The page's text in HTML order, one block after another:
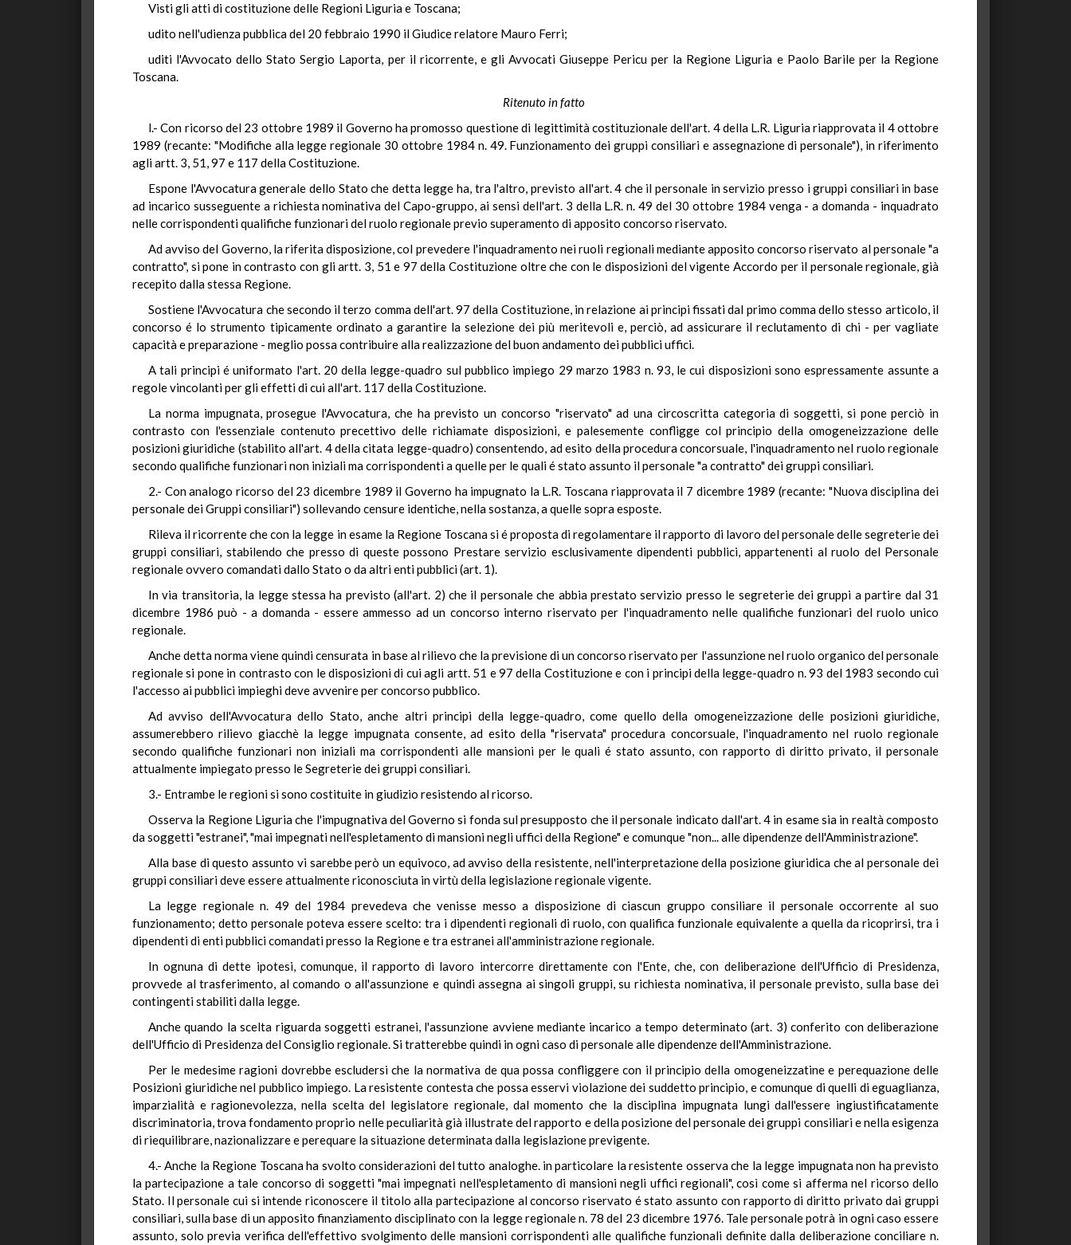
Visti gli atti di costituzione delle Regioni Liguria e Toscana;
udito nell'udienza pubblica del 20 febbraio 1990 il Giudice relatore Mauro Ferri;
uditi l'Avvocato dello Stato Sergio Laporta, per il ricorrente, e gli Avvocati Giuseppe Pericu per la Regione Liguria e Paolo Barile per la Regione
Toscana.
Ritenuto in fatto
l.- Con ricorso del 23 ottobre 1989 il Governo ha promosso questione di legittimità costituzionale dell'art. 4 della L.R. Liguria riapprovata il 4 ottobre
1989 (recante: "Modifiche alla legge regionale 30 ottobre 1984 n. 49. Funzionamento dei gruppi consiliari e assegnazione di personale"), in riferimento
agli artt. 3, 51, 97 e 117 della Costituzione.
Espone l'Avvocatura generale dello Stato che detta legge ha, tra l'altro, previsto all'art. 4 che il personale in servizio presso i gruppi consiliari in base
ad incarico susseguente a richiesta nominativa del Capo-gruppo, ai sensi dell'art. 3 della L.R. n. 49 del 30 ottobre 1984 venga - a domanda - inquadrato
nelle corrispondenti qualifiche funzionari del ruolo regionale previo superamento di apposito concorso riservato.
Ad avviso del Governo, la riferita disposizione, col prevedere l'inquadramento nei ruoli regionali mediante apposito concorso riservato al personale "a
contratto", si pone in contrasto con gli artt. 3, 51 e 97 della Costituzione oltre che con le disposizioni del vigente Accordo per il personale regionale, già
recepito dalla stessa Regione.
Sostiene l'Avvocatura che secondo il terzo comma dell'art. 97 della Costituzione, in relazione ai principi fissati dal primo comma dello stesso articolo, il
concorso é lo strumento tipicamente ordinato a garantire la selezione dei più meritevoli e, perciò, ad assicurare il reclutamento di chi - per vagliate
capacità e preparazione - meglio possa contribuire alla realizzazione del buon andamento dei pubblici uffici.
A tali principi é uniformato l'art. 20 della legge-quadro sul pubblico impiego 29 marzo 1983 n. 93, le cui disposizioni sono espressamente assunte a
regole vincolanti per gli effetti di cui all'art. 117 della Costituzione.
La norma impugnata, prosegue l'Avvocatura, che ha previsto un concorso "riservato" ad una circoscritta categoria di soggetti, si pone perciò in
contrasto con l'essenziale contenuto precettivo delle richiamate disposizioni, e palesemente confligge col principio della omogeneizzazione delle
posizioni giuridiche (stabilito all'art. 4 della citata legge-quadro) consentendo, ad esito della procedura concorsuale, l'inquadramento nel ruolo regionale
secondo qualifiche funzionari non iniziali ma corrispondenti a quelle per le quali é stato assunto il personale "a contratto" dei gruppi consiliari.
2.- Con analogo ricorso del 23 dicembre 1989 il Governo ha impugnato la L.R. Toscana riapprovata il 7 dicembre 1989 (recante: "Nuova disciplina dei
personale dei Gruppi consiliari") sollevando censure identiche, nella sostanza, a quelle sopra esposte.
Rileva il ricorrente che con la legge in esame la Regione Toscana si é proposta di regolamentare il rapporto di lavoro del personale delle segreterie dei
gruppi consiliari, stabilendo che presso di queste possono Prestare servizio esclusivamente dipendenti pubblici, appartenenti al ruolo del Personale
regionale ovvero comandati dallo Stato o da altri enti pubblici (art. 1).
In via transitoria, la legge stessa ha previsto (all'art. 2) che il personale che abbia prestato servizio presso le segreterie dei gruppi a partire dal 31
dicembre 1986 può - a domanda - essere ammesso ad un concorso interno riservato per l'inquadramento nelle qualifiche funzionari del ruolo unico
regionale.
Anche detta norma viene quindi censurata in base al rilievo che la previsione di un concorso riservato per l'assunzione nel ruolo organico del personale
regionale si pone in contrasto con le disposizioni di cui agli artt. 51 e 97 della Costituzione e con i principi della legge-quadro n. 93 del 1983 secondo cui
l'accesso ai pubblici impieghi deve avvenire per concorso pubblico.
Ad avviso dell'Avvocatura dello Stato, anche altri principi della legge-quadro, come quello della omogeneizzazione delle posizioni giuridiche,
assumerebbero rilievo giacchè la legge impugnata consente, ad esito della "riservata" procedura concorsuale, l'inquadramento nel ruolo regionale
secondo qualifiche funzionari non iniziali ma corrispondenti alle mansioni per le quali é stato assunto, con rapporto di diritto privato, il personale
attualmente impiegato presso le Segreterie dei gruppi consiliari.
3.- Entrambe le regioni si sono costituite in giudizio resistendo al ricorso.
Osserva la Regione Liguria che l'impugnativa del Governo si fonda sul presupposto che il personale indicato dall'art. 4 in esame sia in realtà composto
da soggetti "estranei", "mai impegnati nell'espletamento di mansioni negli uffici della Regione" e comunque "non... alle dipendenze dell'Amministrazione".
Alla base di questo assunto vi sarebbe però un equivoco, ad avviso della resistente, nell'interpretazione della posizione giuridica che al personale dei
gruppi consiliari deve essere attualmente riconosciuta in virtù della legislazione regionale vigente.
La legge regionale n. 49 del 1984 prevedeva che venisse messo a disposizione di ciascun gruppo consiliare il personale occorrente al suo
funzionamento; detto personale poteva essere scelto: tra i dipendenti regionali di ruolo, con qualifica funzionale equivalente a quella da ricoprirsi, tra i
dipendenti di enti pubblici comandati presso la Regione e tra estranei all'amministrazione regionale.
In ognuna di dette ipotesi, comunque, il rapporto di lavoro intercorre direttamente con l'Ente, che, con deliberazione dell'Ufficio di Presidenza,
provvede al trasferimento, al comando o all'assunzione e quindi assegna ai singoli gruppi, su richiesta nominativa, il personale previsto, sulla base dei
contingenti stabiliti dalla legge.
Anche quando la scelta riguarda soggetti estranei, l'assunzione avviene mediante incarico a tempo determinato (art. 3) conferito con deliberazione
dell'Ufficio di Presidenza del Consiglio regionale. Si tratterebbe quindi in ogni caso di personale alle dipendenze dell'Amministrazione.
Per le medesime ragioni dovrebbe escludersi che la normativa de qua possa confliggere con il principio della omogeneizzatine e perequazione delle
Posizioni giuridiche nel pubblico impiego. La resistente contesta che possa esservi violazione dei suddetto principio, e comunque di quelli di eguaglianza,
imparzialità e ragionevolezza, nella scelta del legislatore regionale, dal momento che la disciplina impugnata lungi dall'essere ingiustificatamente
discriminatoria, trova fondamento proprio nelle peculiarità già illustrate del rapporto e della posizione del personale dei gruppi consiliari e nella esigenza
di riequilibrare, nazionalizzare e perequare la situazione determinata dalla legislazione previgente.
4.- Anche la Regione Toscana ha svolto considerazioni del tutto analoghe. in particolare la resistente osserva che la legge impugnata non ha previsto
la partecipazione a tale concorso di soggetti "mai impegnati nell'espletamento di mansioni negli uffici regionali", così come si afferma nel ricorso dello
Stato. Il personale cui si intende riconoscere il titolo alla partecipazione al concorso riservato é stato assunto con rapporto di diritto privato dai gruppi
consiliari, sulla base di un apposito finanziamento disciplinato con la legge regionale n. 78 del 23 dicembre 1976. Tale personale potrà in ogni caso essere
assunto, solo previa verifica dell'effettivo svolgimento delle mansioni corrispondenti alle qualifiche funzionali definite dalla deliberazione conciliare n.